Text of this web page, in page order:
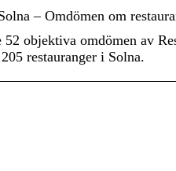
– Omdömen om
52 objektiva omdömen av
restauranger i Solna.